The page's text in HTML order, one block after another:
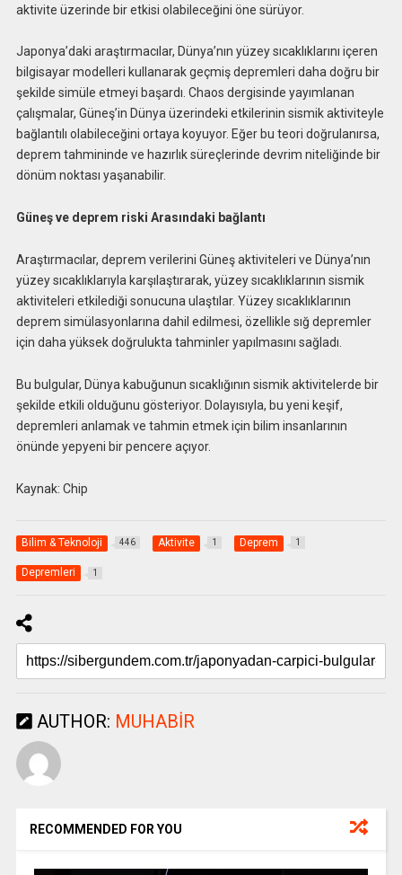
aktivite üzerinde bir etkisi olabileceğini öne sürüyor.
Japonya’daki araştırmacılar, Dünya’nın yüzey sıcaklıklarını içeren
bilgisayar modelleri kullanarak geçmiş depremleri daha doğru bir
şekilde simüle etmeyi başardı. Chaos dergisinde yayımlanan
çalışmalar, Güneş’in Dünya üzerindeki etkilerinin sismik aktiviteyle
bağlantılı olabileceğini ortaya koyuyor. Eğer bu teori doğrulanırsa,
deprem tahmininde ve hazırlık süreçlerinde devrim niteliğinde bir
dönüm noktası yaşanabilir.
Güneş ve deprem riski Arasındaki bağlantı
Araştırmacılar, deprem verilerini Güneş aktiviteleri ve Dünya’nın
yüzey sıcaklıklarıyla karşılaştırarak, yüzey sıcaklıklarının sismik
aktiviteleri etkilediği sonucuna ulaştılar. Yüzey sıcaklıklarının
deprem simülasyonlarına dahil edilmesi, özellikle sığ depremler
için daha yüksek doğrulukta tahminler yapılmasını sağladı.
Bu bulgular, Dünya kabuğunun sıcaklığının sismik aktivitelerde bir
şekilde etkili olduğunu gösteriyor. Dolayısıyla, bu yeni keşif,
depremleri anlamak ve tahmin etmek için bilim insanlarının
önünde yepyeni bir pencere açıyor.
Kaynak: Chip
Bilim & Teknoloji 446 Aktivite 1 Deprem 1
Depremleri 1
AUTHOR: MUHABIR
RECOMMENDED FOR YOU